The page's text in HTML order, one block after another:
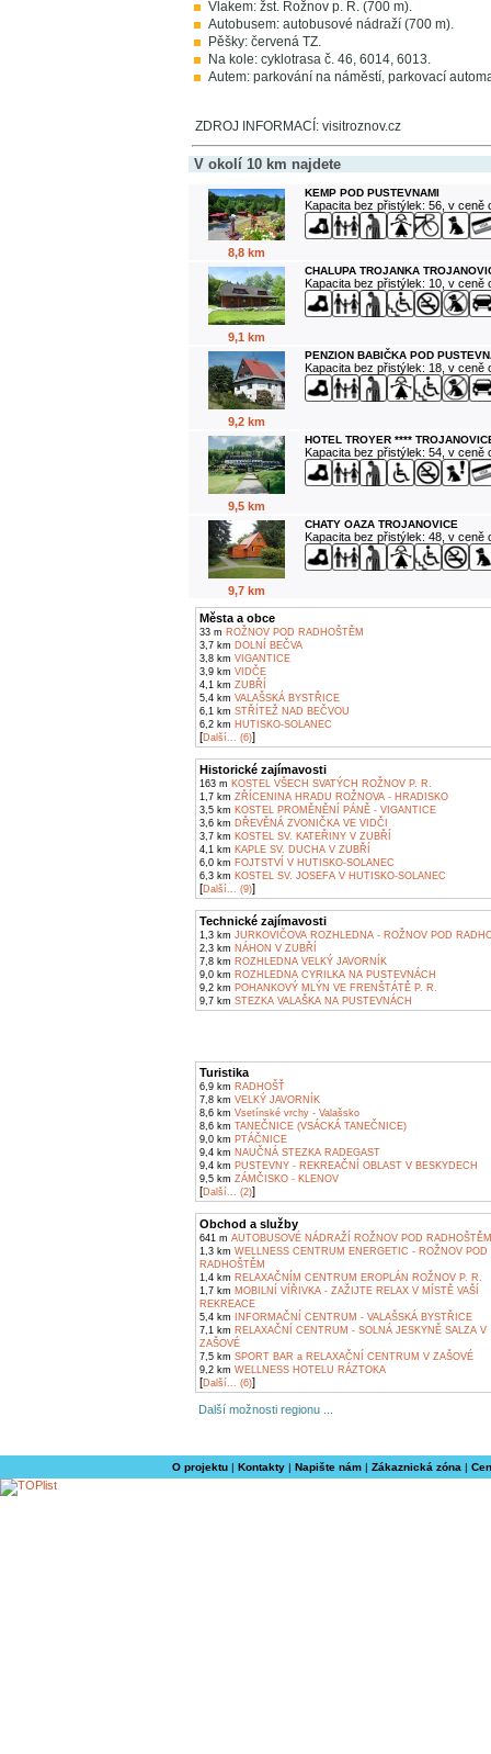
Vlakem: žst. Rožnov p. R. (700 m).
Autobusem: autobusové nádraží (700 m).
Pěšky: červená TZ.
Na kole: cyklotrasa č. 46, 6014, 6013.
Autem: parkování na náměstí, parkovací
ZDROJ INFORMACÍ: visitroznov.cz
V okolí 10 km najdete
8,8 km
KEMP POD PUSTEVNAMI
Kapacita bez přistýlek: 56, v ceně
9,1 km
CHALUPA TROJANKA
Kapacita bez přistýlek: 10, v ceně
9,2 km
PENZION BABIČKA POD
Kapacita bez přistýlek: 18, v ceně
9,5 km
HOTEL TROYER ****
Kapacita bez přistýlek: 54, v ceně
9,7 km
CHATY OAZA TROJANOVICE
Kapacita bez přistýlek: 48, v ceně
Města a obce
33 m ROŽNOV POD RADHOŠTĚM
3,7 km DOLNÍ BEČVA
3,8 km VIGANTICE
3,9 km VIDČE
4,1 km ZUBŘÍ
5,4 km VALAŠSKÁ BYSTŘICE
6,1 km STŘÍTEŽ NAD BEČVOU
6,2 km HUTISKO-SOLANEC
[Další... (6)]
Historické zajímavosti
163 m KOSTEL VŠECH SVATÝCH ROŽNOV P. R.
1,7 km ZŘÍCENINA HRADU ROŽNOVA - HRADISKO
3,5 km KOSTEL PROMĚNĚNÍ PÁNĚ - VIGANTICE
3,6 km DŘEVĚNÁ ZVONIČKA VE VIDČI
3,7 km KOSTEL SV. KATEŘINY V ZUBŘÍ
4,1 km KAPLE SV. DUCHA V ZUBŘÍ
6,0 km FOJTSTVÍ V HUTISKO-SOLANEC
6,3 km KOSTEL SV. JOSEFA V HUTISKO-SOLANEC
[Další... (9)]
Technické zajímavosti
1,3 km JURKOVIČOVA ROZHLEDNA - ROŽNOV POD
2,3 km NÁHON V ZUBŘÍ
7,8 km ROZHLEDNA VELKÝ JAVORNÍK
9,0 km ROZHLEDNA CYRILKA NA PUSTEVNÁCH
9,2 km POHANKOVÝ MLÝN VE FRENŠTÁTĚ P. R.
9,7 km STEZKA VALAŠKA NA PUSTEVNÁCH
Turistika
6,9 km RADHOŠŤ
7,8 km VELKÝ JAVORNÍK
8,6 km Vsetínské vrchy - Valašsko
8,6 km TANEČNICE (VSÁCKÁ TANEČNICE)
9,0 km PTÁČNICE
9,4 km NAUČNÁ STEZKA RADEGAST
9,4 km PUSTEVNY - REKREAČNÍ OBLAST V BESKYDECH
9,5 km ZÁMČISKO - KLENOV
[Další... (2)]
Obchod a služby
641 m AUTOBUSOVÉ NÁDRAŽÍ ROŽNOV POD RADHOŠTĚM
1,3 km WELLNESS CENTRUM ENERGETIC - ROŽNOV POD
RADHOŠTĚM
1,4 km RELAXAČNÍM CENTRUM EROPLÁN ROŽNOV P. R.
1,7 km MOBILNÍ VÍŘIVKA - ZAŽIJTE RELAX V MÍSTĚ VAŠÍ
REKREACE
5,4 km INFORMAČNÍ CENTRUM - VALAŠSKÁ BYSTŘICE
7,1 km RELAXAČNÍ CENTRUM - SOLNÁ JESKYNĚ SALZA V
ZAŠOVÉ
7,5 km SPORT BAR a RELAXAČNÍ CENTRUM V ZAŠOVÉ
9,2 km WELLNESS HOTELU RÁZTOKA
[Další... (6)]
Další možnosti regionu ...
O projektu| Kontakty| Napište nám| Zákaznická zóna |